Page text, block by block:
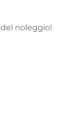
noleggio!